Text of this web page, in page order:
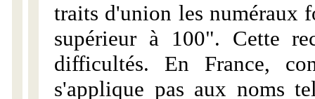
traits d'union les numéraux
supérieur à 100". Cette
difficultés. En France,
s'applique pas aux noms